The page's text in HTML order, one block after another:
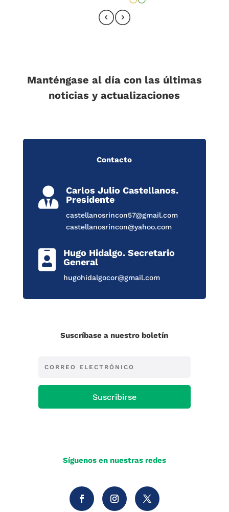
Manténgase al día con las últimas
noticias y actualizaciones
Contacto

Carlos Julio Castellanos.
Presidente
castellanosrincon57@gmail.com
castellanosrincon@yahoo.com

Hugo Hidalgo. Secretario
General
hugohidalgocor@gmail.com
Suscríbase a nuestro boletín
Suscribirse
Síguenos en nuestras redes